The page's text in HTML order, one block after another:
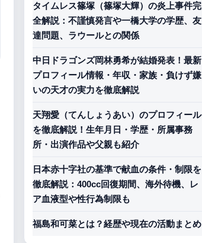
タイムレス篠塚（篠塚大輝）の炎上事件完
全解説：不謹慎発言や一橋大学の学歴、友
達問題、ラウールとの関係
中日ドラゴンズ岡林勇希が結婚発表！最新
プロフィール情報・年収・家族・負けず嫌
いの天才の実力を徹底解説
天翔愛（てんしょうあい）のプロフィール
を徹底解説！生年月日・学歴・所属事務
所・出演作品や父親も紹介
日本赤十字社の基準で献血の条件・制限を
徹底解説：400cc回復期間、海外待機、レ
ア血液型や性行為制限も
福島和可菜とは？経歴や現在の活動まとめ